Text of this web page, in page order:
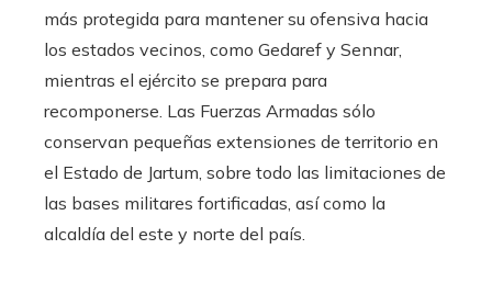
más protegida para mantener su ofensiva hacia
los estados vecinos, como Gedaref y Sennar,
mientras el ejército se prepara para
recomponerse. Las Fuerzas Armadas sólo
conservan pequeñas extensiones de territorio en
el Estado de Jartum, sobre todo las limitaciones de
las bases militares fortificadas, así como la
alcaldía del este y norte del país.